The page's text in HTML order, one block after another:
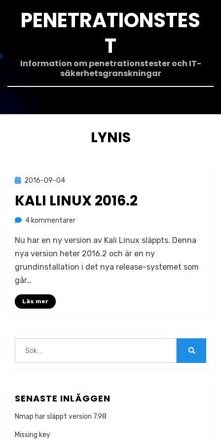
innehållPENETRATIONSTES
T
Information om penetrationstester och IT-
säkerhetsgranskningar
ETIKETT
:
LYNIS
Publicerad
2016-09-04
KALI LINUX 2016.2
avJonas Lejon
4 kommentarertill
Linux
2016.2
Nu har en ny version av Kali Linux släppts. Denna
nya version heter 2016.2 och är en ny
grundinstallation i det nya release-systemet som
går…
Läs mer
efter:
SENASTE INLÄGGEN
Nmap har släppt version 7.98
Missing key